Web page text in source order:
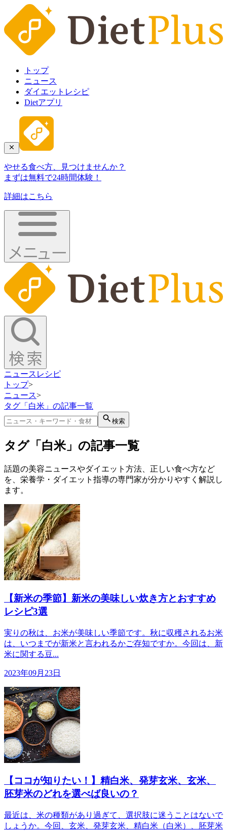
トップ
ニュース
ダイエットレシピ
Dietアプリ
やせる食べ方、見つけませんか？
まずは無料で24時間体験！
詳細はこちら
ニュース レシピ
トップ>
ニュース>
タグ「白米」の記事一覧
検索
タグ「白米」の記事一覧
話題の美容ニュースやダイエット方法、正しい食べ方など
を、栄養学・ダイエット指導の専門家が分かりやすく解説し
ます。
【新米の季節】新米の美味しい炊き方とおすすめ
レシピ3選
実りの秋は、お米が美味しい季節です。秋に収穫されるお米
は、いつまでが新米と言われるかご存知ですか。今回は、新
米に関する豆...
2023年09月23日
【ココが知りたい！】精白米、発芽玄米、玄米、
胚芽米のどれを選べば良いの？
最近は、米の種類があり過ぎて、選択肢に迷うことはないで
しょうか。今回、玄米、発芽玄米、精白米（白米）、胚芽米